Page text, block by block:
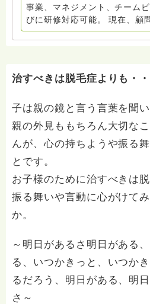
事業、マネジメント、チーム
びに研修対応可能。 現在、顧
治すべきは脱毛症よりも・・
子は親の鏡と言う言葉を聞
親の外見ももちろん大切な
んが、心の持ちようや振る
とです。
お子様のために治すべきは
振る舞いや言動に心がけて
か。
～明日があるさ明日がある
る、いつかきっと、いつか
るだろう、明日がある、明
さ～